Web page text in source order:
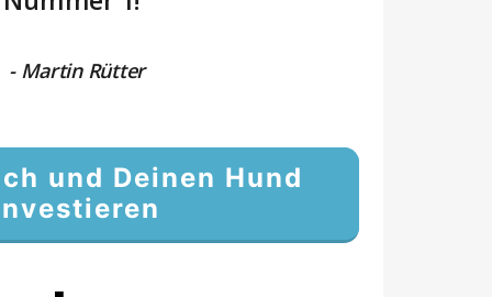
- Martin Rütter
und Deinen Hund